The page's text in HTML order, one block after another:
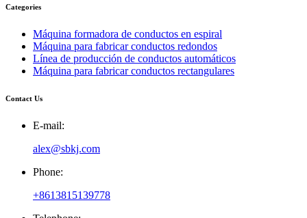
Categories
Máquina formadora de conductos en espiral
Máquina para fabricar conductos redondos
Línea de producción de conductos automáticos
Máquina para fabricar conductos rectangulares
Contact Us
E-mail:
alex@sbkj.com
Phone:
+8613815139778